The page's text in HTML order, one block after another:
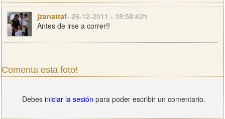
jzanattaf- 26-12-2011 - 18:58:42h
Antes de irse a correr!!
Comenta esta foto!
Debes iniciar la sesión para poder escribir un comentario.